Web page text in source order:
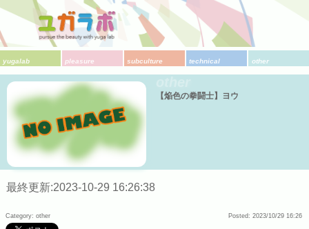
yugalab pleasure subculture technical other
【焔色の拳闘士】ヨウ
最終更新:2023-10-29 16:26:38
Category: other Posted: 2023/10/29 16:26